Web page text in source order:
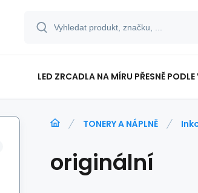
LED ZRCADLA NA MÍRU PŘESNĚ
TISKOPISY
TONERY A NÁPLNĚ
originální